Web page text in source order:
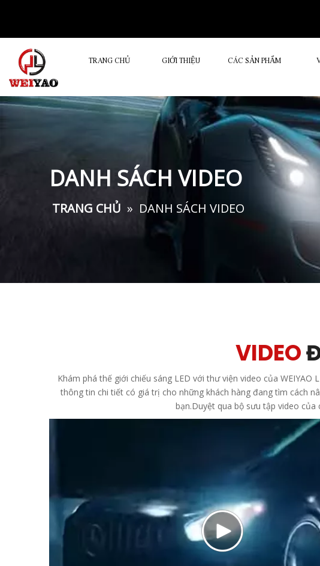
TRANG CHỦ GIỚI THIỆU CÁC SẢN PHẨM
DANH SÁCH VIDEO
TRANG CHỦ » DANH SÁCH VIDEO
VIDEO
Khám phá thế giới chiếu sáng LED với thư viện video của
thông tin chi tiết có giá trị cho những khách hàng đang tìm cách
bạn.Duyệt qua bộ sưu tập video